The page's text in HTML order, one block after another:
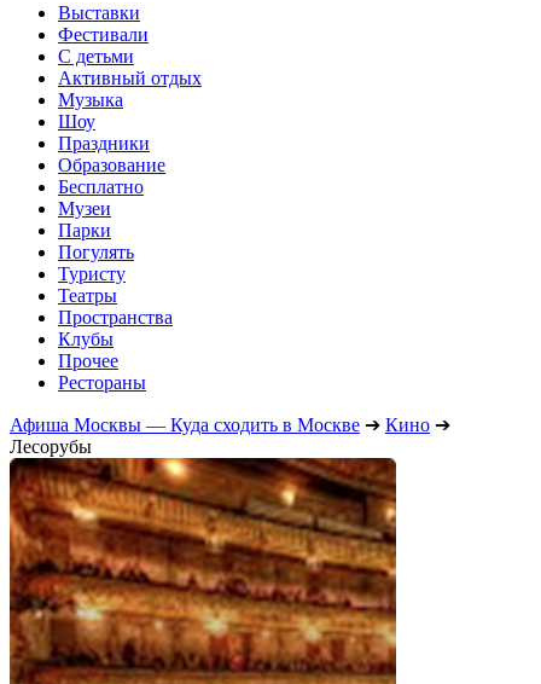
Выставки
Фестивали
С детьми
Активный отдых
Музыка
Шоу
Праздники
Образование
Бесплатно
Музеи
Парки
Погулять
Туристу
Театры
Пространства
Клубы
Прочее
Рестораны
Афиша Москвы — Куда сходить в Москве ➔ Кино ➔
Лесорубы